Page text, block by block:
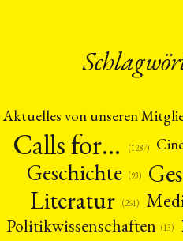
Aktuelles von unseren
Calls for… (1287)
Geschichte (93)
Literatur (261)
Politikwissenschaften (13)